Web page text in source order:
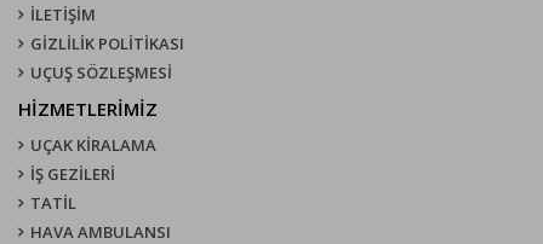
İLETİŞİM
GİZLİLİK POLİTİKASI
UÇUŞ SÖZLEŞMESI
HİZMETLERİMİZ
UÇAK KIRALAMA
İŞ GEZİLERİ
TATİL
HAVA AMBULANSI